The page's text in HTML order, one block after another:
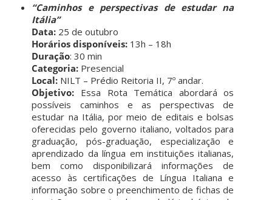
“Caminhos e perspectivas de estudar na
Itália”
Data: 25 de outubro
Horários disponíveis: 13h – 18h
Duração: 30 min
Categoria: Presencial
Local: NILT – Prédio Reitoria II, 7º andar.
Objetivo: Essa Rota Temática abordará os
possíveis caminhos e as perspectivas de
estudar na Itália, por meio de editais e bolsas
oferecidas pelo governo italiano, voltados para
graduação, pós-graduação, especialização e
aprendizado da língua em instituições italianas,
bem como disponibilizará informações de
acesso às certificações de Língua Italiana e
informação sobre o preenchimento de fichas de